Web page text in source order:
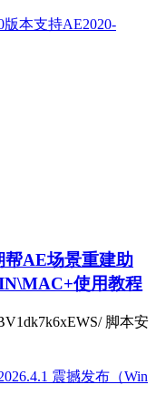
帮AE场景重建助
使用教程
脚本安